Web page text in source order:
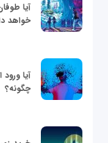
آیا
خواهد
آیا
چگونه؟